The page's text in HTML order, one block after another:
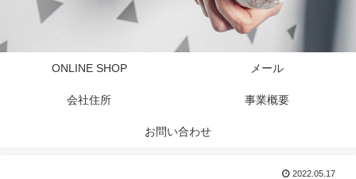
ONLINE SHOP メール
会社住所 事業概要
お問い合わせ
2022.05.17